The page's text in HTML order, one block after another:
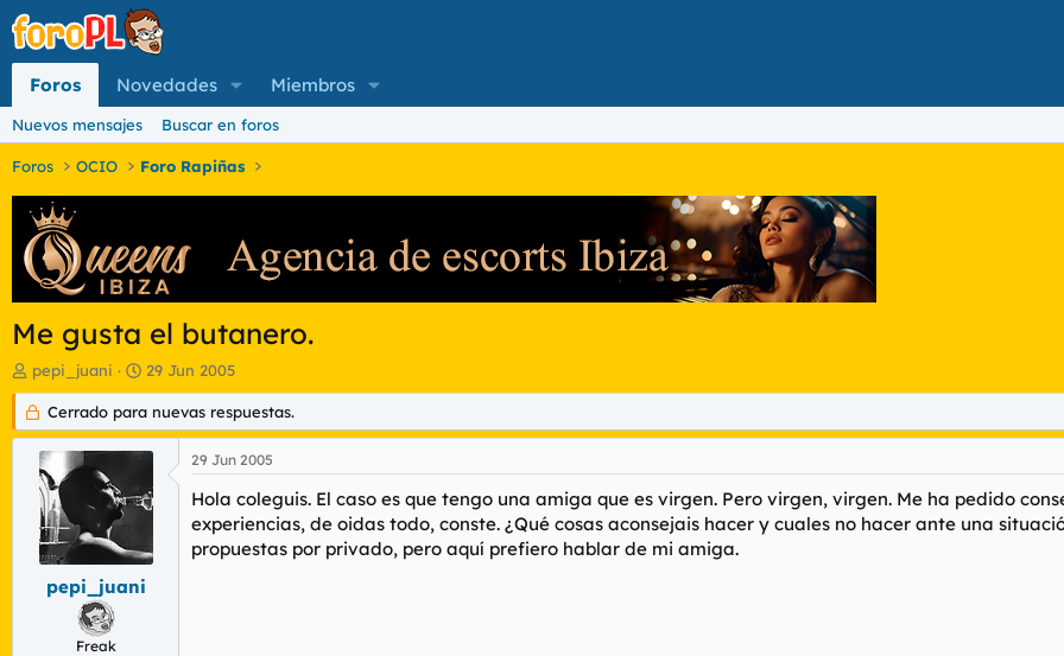
Foros Novedades Miembros
Nuevos mensajes Buscar en foros
Foros OCIO Foro Rapiñas
Me gusta el butanero.
I
n
i
c
a
d
d
pepi_juani
F
e
c
h
a
e
i
29 Jun 2005
Cerrado para nuevas respuestas.
pepi_juani
Freak
29 Jun 2005
Hola coleguis. El caso es que tengo una amiga que es virgen. Pero virgen, virgen. Me ha pedido
experiencias, de oidas todo, conste. ¿Qué cosas aconsejais hacer y cuales no hacer ante una
propuestas por privado, pero aquí prefiero hablar de mi amiga.